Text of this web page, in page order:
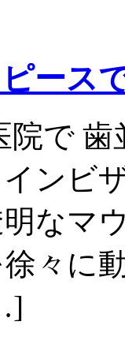
ース
院で
ンビ
なマ
々に